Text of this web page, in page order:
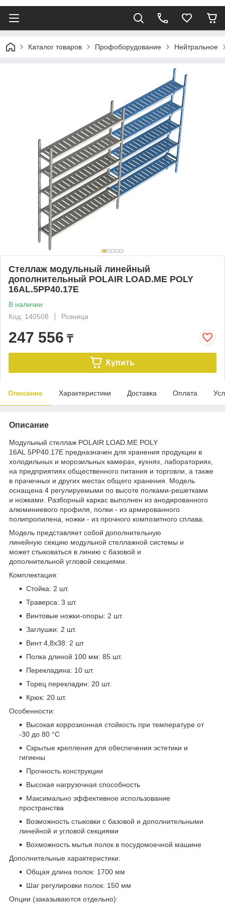
Каталог товаров Профоборудование Нейтральное
Стеллаж модульный линейный
дополнительный POLAIR LOAD.ME POLY
16AL.5PP40.17Е
В наличии
Код: 140508
Розница
247 556 ₸
Купить
Описание Характеристики Доставка Оплата
Описание
Модульный стеллаж POLAIR LOAD.ME POLY
16AL.5PP40.17Е предназначен для хранения продукции в
холодильных и морозильных камерах, кухнях, лабораториях,
на предприятиях общественного питания и торговли, а также
в прачечных и других местах общего хранения. Модель
оснащена 4 регулируемыми по высоте полками-решетками
и ножками. Разборный каркас выполнен из анодированного
алюминиевого профиля, полки - из армированного
полипропилена, ножки - из прочного композитного сплава.
Модель представляет собой дополнительную
линейную секцию модульной стеллажной системы и
может стыковаться в линию с базовой и
дополнительной угловой секциями.
Комплектация:
Стойка: 2 шт.
Траверса: 3 шт.
Винтовые ножки-опоры: 2 шт.
Заглушки: 2 шт.
Винт 4,8x38: 2 шт
Полка длиной 100 мм: 85 шт.
Перекладина: 10 шт.
Торец перекладин: 20 шт.
Крюк: 20 шт.
Особенности:
Высокая коррозионная стойкость при температуре от
-30 до 80 °С
Скрытые крепления для обеспечения эстетики и
гигиены
Прочность конструкции
Высокая нагрузочная способность
Максимально эффективное использование
пространства
Возможность стыковки с базовой и дополнительными
линейной и угловой секциями
Вохможность мытья полок в посудомоечной машине
Дополнительные характеристики:
Общая длина полок: 1700 мм
Шаг регулировки полок: 150 мм
Опции (заказываются отдельно):